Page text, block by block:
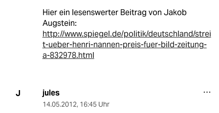
Hier ein lesenswerter Beitrag von Jakob
Augstein:
http://www.spiegel.de/politik/deutschland/strei
t-ueber-henri-nannen-preis-fuer-bild-zeitung-
a-832978.html
J jules
14.05.2012, 16:45 Uhr